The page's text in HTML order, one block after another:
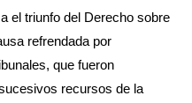
el triunfo del Derecho sobre
refrendada por
que fueron
recursos de la